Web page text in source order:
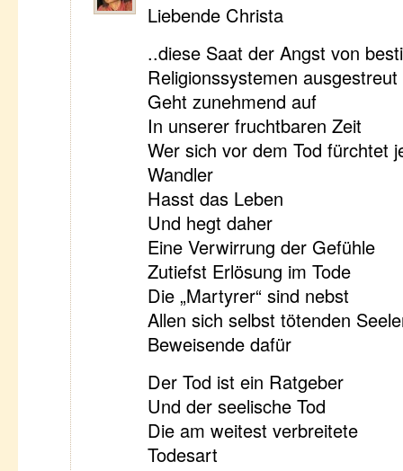
Liebende Christa
..diese Saat der Angst von
Religionssystemen ausgestreut
Geht zunehmend auf
In unserer fruchtbaren Zeit
Wer sich vor dem Tod fürchtet
Wandler
Hasst das Leben
Und hegt daher
Eine Verwirrung der Gefühle
Zutiefst Erlösung im Tode
Die „Martyrer“ sind nebst
Allen sich selbst tötenden
Beweisende dafür
Der Tod ist ein Ratgeber
Und der seelische Tod
Die am weitest verbreitete
Todesart